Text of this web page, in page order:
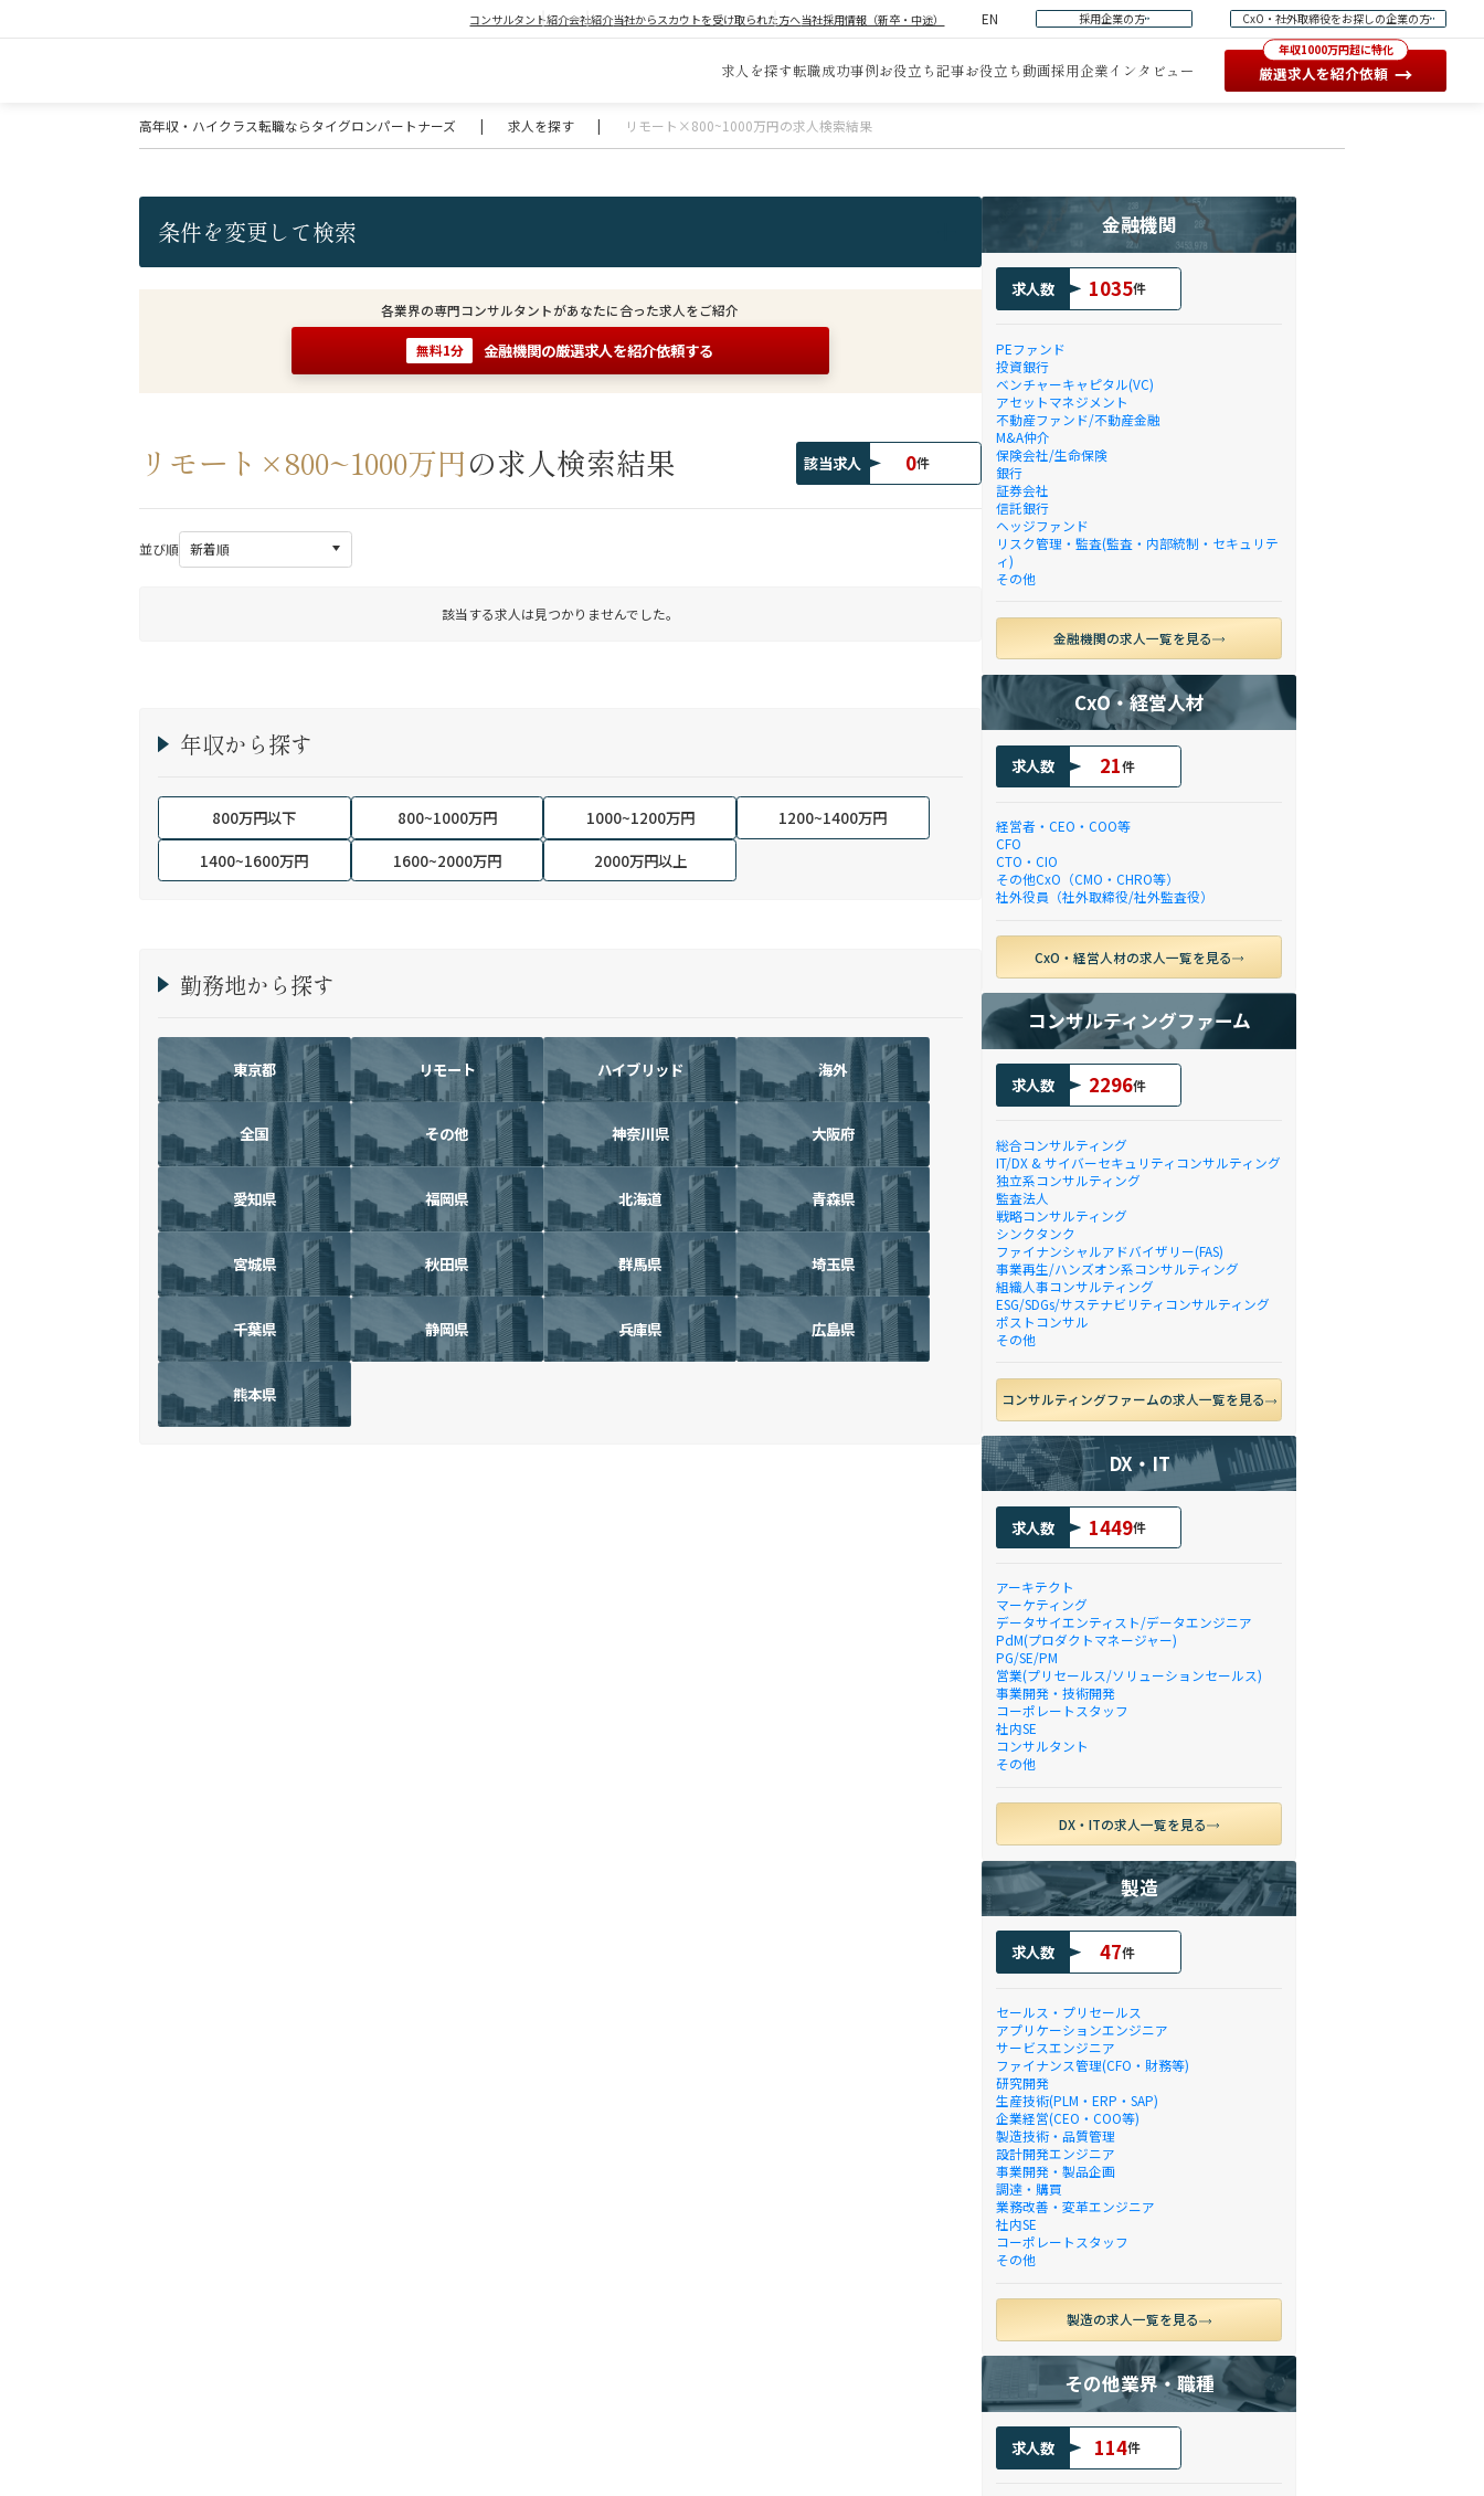
コンサルタント紹介会社紹介当社からスカウトを受け取られた方へ当社採用情報（新卒・中途） EN 採用企業の方 CxO・社外取締役をお探しの企業の方
求人を探す転職成功事例お役立ち記事お役立ち動画採用企業インタビュー
年収1000万円超に特化
厳選求人を紹介依頼 →
高年収・ハイクラス転職ならタイグロンパートナーズ | 求人を探す | リモート×800~1000万円の求人検索結果
条件を変更して検索
各業界の専門コンサルタントがあなたに合った求人をご紹介
無料1分 金融機関の厳選求人を紹介依頼する
リモート×800~1000万円の求人検索結果 該当求人 0件
並び順
該当する求人は見つかりませんでした。
年収から探す
800万円以下 800~1000万円 1000~1200万円
1200~1400万円
1400~1600万円
1600~2000万円 2000万円以上
勤務地から探す
東京都 リモート ハイブリッド 海外
全国 その他 神奈川県 大阪府
愛知県 福岡県 北海道 青森県
宮城県 秋田県 群馬県 埼玉県
千葉県 静岡県 兵庫県 広島県
熊本県
金融機関
求人数 1035件
PEファンド
投資銀行
ベンチャーキャピタル(VC)
アセットマネジメント
不動産ファンド/不動産金融
M&A仲介
保険会社/生命保険
銀行
証券会社
信託銀行
ヘッジファンド
リスク管理・監査(監査・内部統制・セキュリテ
ィ)
その他
金融機関の求人一覧を見る
CxO・経営人材
求人数 21件
経営者・CEO・COO等
CFO
CTO・CIO
その他CxO（CMO・CHRO等）
社外役員（社外取締役/社外監査役）
CxO・経営人材の求人一覧を見る
コンサルティングファーム
求人数 2296件
総合コンサルティング
IT/DX & サイバーセキュリティコンサルティング
独立系コンサルティング
監査法人
戦略コンサルティング
シンクタンク
ファイナンシャルアドバイザリー(FAS)
事業再生/ハンズオン系コンサルティング
組織人事コンサルティング
ESG/SDGs/サステナビリティコンサルティング
ポストコンサル
その他
コンサルティングファームの求人一覧を見る
DX・IT
求人数 1449件
アーキテクト
マーケティング
データサイエンティスト/データエンジニア
PdM(プロダクトマネージャー)
PG/SE/PM
営業(プリセールス/ソリューションセールス)
事業開発・技術開発
コーポレートスタッフ
社内SE
コンサルタント
その他
DX・ITの求人一覧を見る
製造
求人数 47件
セールス・プリセールス
アプリケーションエンジニア
サービスエンジニア
ファイナンス管理(CFO・財務等)
研究開発
生産技術(PLM・ERP・SAP)
企業経営(CEO・COO等)
製造技術・品質管理
設計開発エンジニア
事業開発・製品企画
調達・購買
業務改善・変革エンジニア
社内SE
コーポレートスタッフ
その他
製造の求人一覧を見る
その他業界・職種
求人数 114件